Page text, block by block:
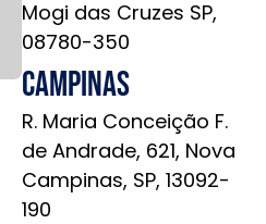
Mogi das Cruzes SP,
08780-350
Campinas
R. Maria Conceição F.
de Andrade, 621, Nova
Campinas, SP, 13092-
190